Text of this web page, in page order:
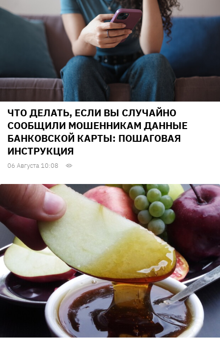
ЧТО ДЕЛАТЬ, ЕСЛИ ВЫ СЛУЧАЙНО
СООБЩИЛИ МОШЕННИКАМ ДАННЫЕ
БАНКОВСКОЙ КАРТЫ: ПОШАГОВАЯ
ИНСТРУКЦИЯ
06 Августа 10:08